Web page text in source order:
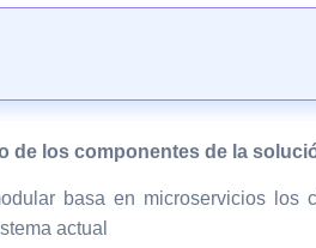
de los componentes de la
basa en microservicios
actual